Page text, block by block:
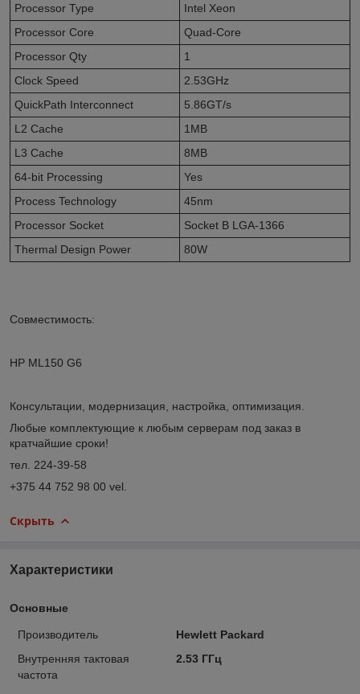
Processor Type
Intel Xeon
Processor Core
Quad-Core
Processor Qty
1
Clock Speed
2.53GHz
QuickPath Interconnect
5.86GT/s
L2 Cache
1MB
L3 Cache
8MB
64-bit Processing
Yes
Process Technology
45nm
Processor Socket
Socket B LGA-1366
Thermal Design Power
80W
Совместимость:
HP ML150 G6
Консультации, модернизация, настройка, оптимизация.
Любые комплектующие к любым серверам под заказ в
кратчайшие сроки!
тел. 224-39-58
+375 44 752 98 00 vel.
Скрыть
Характеристики
Основные
Производитель
Hewlett Packard
Внутренняя тактовая
частота
2.53 ГГц